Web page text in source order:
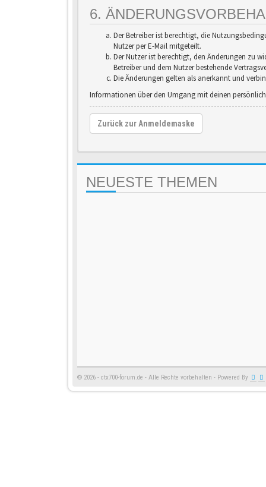
6.
Der Betreiber ist berechtigt, die
Nutzer per E-Mail mitgeteilt.
Der Nutzer ist berechtigt, den Änderungen zu
Betreiber und dem Nutzer bestehende
Die Änderungen gelten als anerkannt und
Informationen über den Umgang mit deinen
Zurück zur Anmeldemaske
NEUESTE THEMEN
© 2026 - ctx700-forum.de - Alle Rechte vorbehalten - Powered By